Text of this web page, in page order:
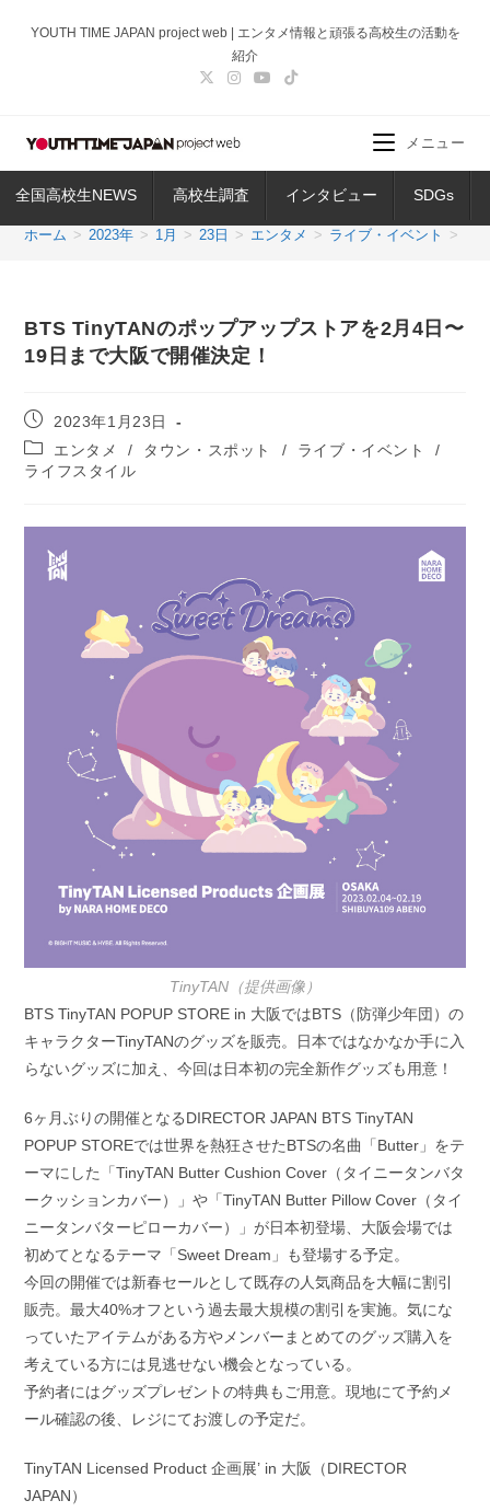
ス
ッ
YOUTH TIME JAPAN project web | エンタメ情報と頑張る高校生の活動を
紹介
全国高校生NEWS 高校生調査 インタビュー SDGs
メニュー
ホーム > 2023年 > 1月 > 23日 > エンタメ > ライブ・イベント >
BTS TinyTANのポップアップストアを2月4日〜
19日まで大阪で開催決定！
投
稿
公
開
2023年1月23日
投
稿
ゴ
エンタメ / タウン・スポット / ライブ・イベント
/
ライフスタイル
TinyTAN（提供画像）
BTS TinyTAN POPUP STORE in 大阪ではBTS（防弾少年団）の
キャラクターTinyTANのグッズを販売。日本ではなかなか手に入
らないグッズに加え、今回は日本初の完全新作グッズも用意！
6ヶ月ぶりの開催となるDIRECTOR JAPAN BTS TinyTAN
POPUP STOREでは世界を熱狂させたBTSの名曲「Butter」をテ
ーマにした「TinyTAN Butter Cushion Cover（タイニータンバタ
ークッションカバー）」や「TinyTAN Butter Pillow Cover（タイ
ニータンバターピローカバー）」が日本初登場、大阪会場では
初めてとなるテーマ「Sweet Dream」も登場する予定。
今回の開催では新春セールとして既存の人気商品を大幅に割引
販売。最大40%オフという過去最大規模の割引を実施。気にな
っていたアイテムがある方やメンバーまとめてのグッズ購入を
考えている方には見逃せない機会となっている。
予約者にはグッズプレゼントの特典もご用意。現地にて予約メ
ール確認の後、レジにてお渡しの予定だ。
TinyTAN​ Licensed Product 企画展’ in 大阪（DIRECTOR
JAPAN）